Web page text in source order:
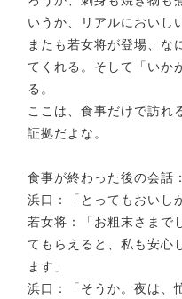
いうか、リアルにおいし
またも若女将が登場、な
てくれる。そして「いか
る。
ここは、食事だけで訪れ
証拠だよな。
食事が終わった後の会話：
浜口：「とってもおいし
若女将：「お粗末さまで
てもらえると、私も安心
ます」
浜口：「そうか。夜は、